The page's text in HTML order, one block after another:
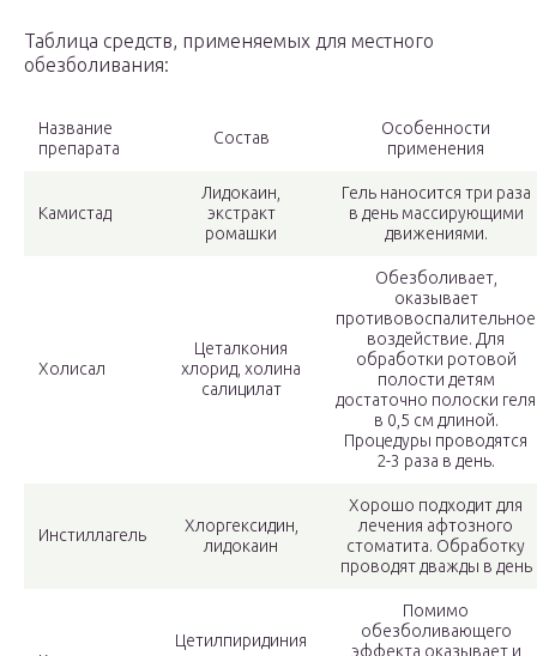
Таблица средств, применяемых для местного
обезболивания:
Название
препарата
Состав
Особенности
применения
Камистад
Лидокаин,
экстракт
ромашки
Гель наносится три раза
в день массирующими
движениями.
Холисал
Цеталкония
хлорид, холина
салицилат
Обезболивает,
оказывает
противовоспалительное
воздействие. Для
обработки ротовой
полости детям
достаточно полоски геля
в 0,5 см длиной.
Процедуры проводятся
2-3 раза в день.
Инстиллагель
Хлоргексидин,
лидокаин
Хорошо подходит для
лечения афтозного
стоматита. Обработку
проводят дважды в день
Цетилпиридиния
Помимо
обезболивающего
эффекта оказывает и